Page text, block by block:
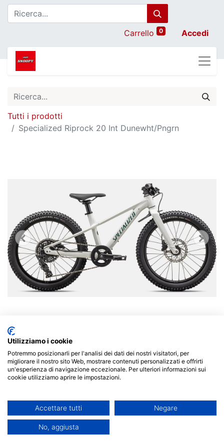
Carrello 0 Accedi
Tutti i prodotti
Specialized Riprock 20 Int Dunewht/Pngrn
L'assenza della paura significa libertà. Pedalare senza
timore richiede una bici in all'altezza
mountainbike per bimbi con tutte le caratteristiche
delle bici per adulti, come una geometria moderna,
pneumatici Ground Control, freni a disco idraulici e un
Utilizziamo i cookie
Potremmo posizionarli per l'analisi dei dati dei nostri visitatori, per
migliorare il nostro sito Web, mostrare contenuti personalizzati e offrirti
un'esperienza di navigazione eccezionale. Per ulteriori informazioni sui
cookie utilizziamo aprire le impostazioni.
Accettare tutti Negare
No, aggiusta